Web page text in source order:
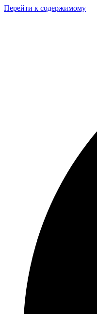
Перейти к содержимому